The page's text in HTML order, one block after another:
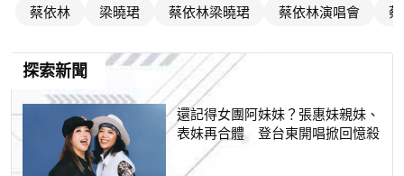
蔡依林 梁曉珺 蔡依林梁曉珺 蔡依林演唱會
探索新聞
還記得女團阿妹妹？張惠妹親妹、
表妹再合體 登台東開唱掀回憶殺